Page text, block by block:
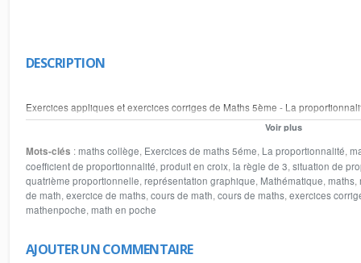
DESCRIPTION
Exercices appliques et exercices corriges de Maths 5ème - La
quatrième proportionnelle le coefficient de proportionnalité la règle de trois
web
www.lemathematique.com
www.lesmathematique.com
www.arriyadiyat.com
Voir plus
Mots-clés :maths collège, Exercices de maths 5éme, La proportionnalité,
coefficient de proportionnalité, produit en croix, la règle de 3, situation de
quatrième proportionnelle, représentation graphique, Mathématique, maths,
de math, exercice de maths, cours de math, cours de maths, exercices
mathenpoche, math en poche
AJOUTER UN COMMENTAIRE